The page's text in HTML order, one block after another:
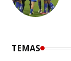
TEMAS